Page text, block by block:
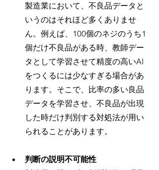
製造業において、不良品データと
いうのはそれほど多くありませ
ん。例えば、100個のネジのうち1
個だけ不良品がある時、教師デー
タとして学習させて精度の高いAI
をつくるには少なすぎる場合があ
ります。そこで、比率の多い良品
データを学習させ、不良品が出現
した時だけ判別する対処法が用い
られることがあります。
判断の説明不可能性